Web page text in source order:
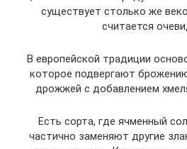
существует столько же
считается
В европейской традиции
которое подвергают
дрожжей с добавлением
Есть сорта, где ячменный
частично заменяют другие